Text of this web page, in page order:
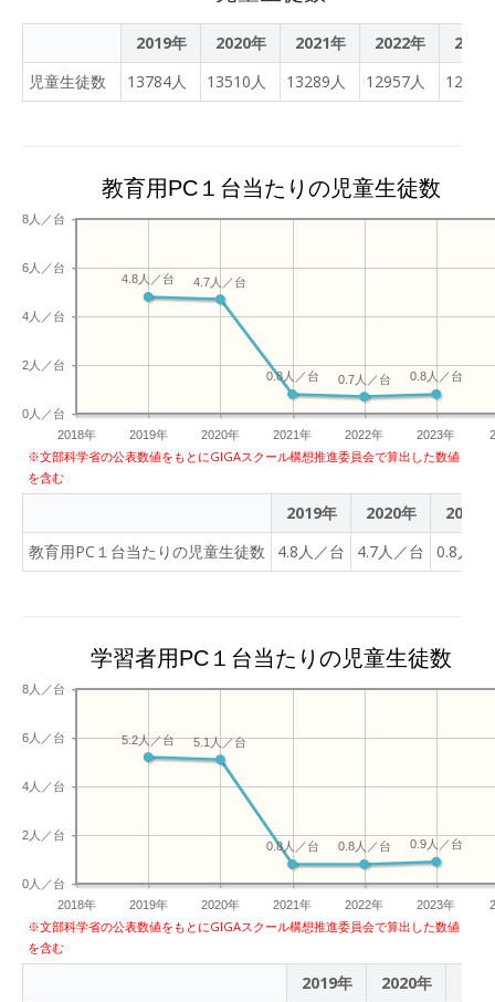
2019年 2020年 2021年 2022年
2023
児童生徒数
13784人 13510人 13289人 12957人 12643
教育用PC１台当たりの児童生徒数
2018年 2019年 2020年 2021年 2022年 2023年
0人／台
2人／台
4人／台
6人／台
8人／台
0.8人／台
0.7人／台
0.8人／台
4.7人／台
4.8人／台
※文部科学省の公表数値をもとにGIGAスクール構想推進委員会で算出した数値
を含む
2019年 2020年
2021年
教育用PC１台当たりの児童生徒数
4.8人／台 4.7人／台 0.8人／
学習者用PC１台当たりの児童生徒数
2018年 2019年 2020年 2021年 2022年 2023年
0人／台
2人／台
4人／台
6人／台
8人／台
0.9人／台
0.8人／台
0.8人／台
5.1人／台
5.2人／台
※文部科学省の公表数値をもとにGIGAスクール構想推進委員会で算出した数値
を含む
2019年 2020年